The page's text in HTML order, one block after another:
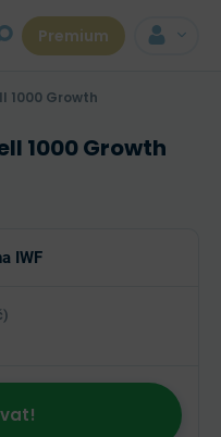
Premium
1000 Growth
1000 Growth
IWF